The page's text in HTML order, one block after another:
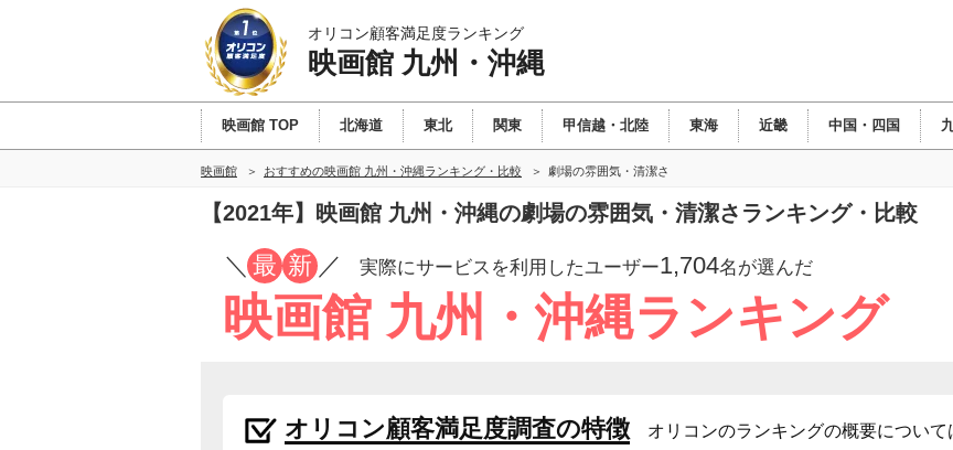
オリコン顧客満足度ランキング
映画館 九州・沖縄
映画館 TOP 北海道 東北 関東 甲信越・北陸 東海 近畿 中国・四国
映画館 おすすめの映画館 九州・沖縄ランキング・比較 劇場の雰囲気・清潔さ
【2021年】映画館 九州・沖縄の劇場の雰囲気・清潔さランキング・比較
／ 最 新 ／ 実際にサービスを利用したユーザー1,704名が選んだ
映画館 九州・沖縄ランキング
オリコン顧客満足度調査の特徴 オリコンのランキングの概要について